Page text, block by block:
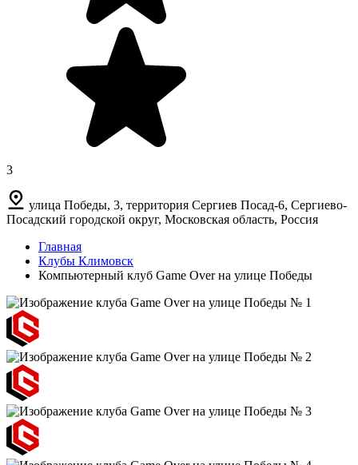
3
улица Победы, 3, территория Сергиев Посад-6, Сергиево-
Посадский городской округ, Московская область, Россия
Главная
Клубы Климовск
Компьютерный клуб Game Over на улице Победы